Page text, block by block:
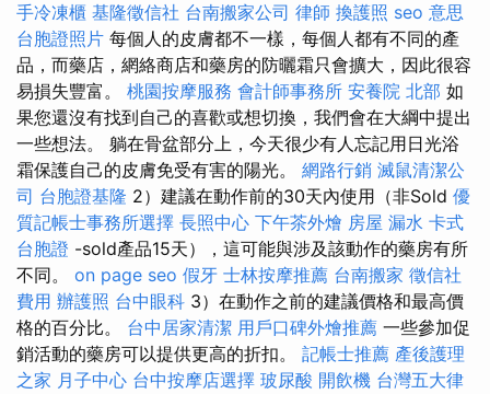
手冷凍櫃 基隆徵信社 台南搬家公司 律師 換護照 seo 意思
台胞證照片 每個人的皮膚都不一樣，每個人都有不同的產
品，而藥店，網絡商店和藥房的防曬霜只會擴大，因此很容
易損失豐富。 桃園按摩服務 會計師事務所 安養院 北部 如
果您還沒有找到自己的喜歡或想切換，我們會在大綱中提出
一些想法。 躺在骨盆部分上，今天很少有人忘記用日光浴
霜保護自己的皮膚免受有害的陽光。 網路行銷 滅鼠清潔公
司 台胞證基隆 2）建議在動作前的30天內使用（非Sold 優
質記帳士事務所選擇 長照中心 下午茶外燴 房屋 漏水 卡式
台胞證 -sold產品15天），這可能與涉及該動作的藥房有所
不同。 on page seo 假牙 士林按摩推薦 台南搬家 徵信社
費用 辦護照 台中眼科 3）在動作之前的建議價格和最高價
格的百分比。 台中居家清潔 用戶口碑外燴推薦 一些參加促
銷活動的藥房可以提供更高的折扣。 記帳士推薦 產後護理
之家 月子中心 台中按摩店選擇 玻尿酸 開飲機 台灣五大律